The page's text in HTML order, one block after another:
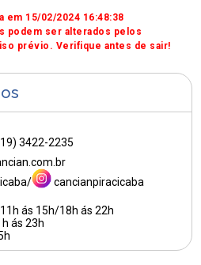
em 15/02/2024 16:48:38
podem ser alterados pelos
prévio. Verifique antes de sair!
3422-2235
cancianpiracicaba
ás 15h/18h ás 22h
ás 23h